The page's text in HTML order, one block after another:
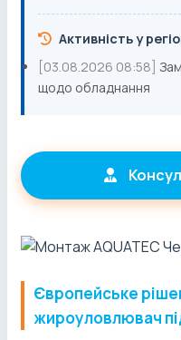
Активність у
[03.08.2026 08:58]
щодо обладнання
Європейське
жироуловлювач